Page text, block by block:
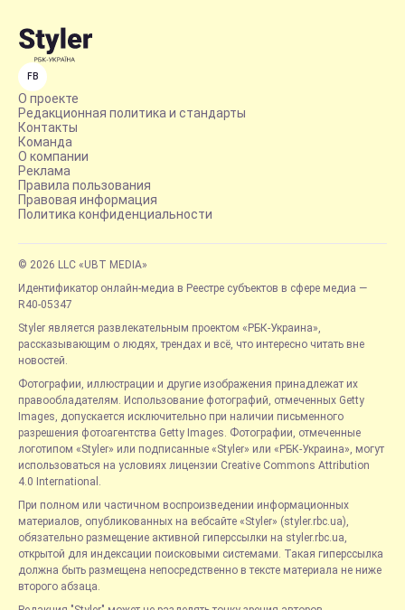
FB
О проекте
Редакционная политика и стандарты
Контакты
Команда
О компании
Реклама
Правила пользования
Правовая информация
Политика конфиденциальности
© 2026 LLC «UBT MEDIA»
Идентификатор онлайн-медиа в Реестре субъектов в сфере медиа —
R40-05347
Styler является развлекательным проектом «РБК-Украина»,
рассказывающим о людях, трендах и всё, что интересно читать вне
новостей.
Фотографии, иллюстрации и другие изображения принадлежат их
правообладателям. Использование фотографий, отмеченных Getty
Images, допускается исключительно при наличии письменного
разрешения фотоагентства Getty Images. Фотографии, отмеченные
логотипом «Styler» или подписанные «Styler» или «РБК-Украина», могут
использоваться на условиях лицензии Creative Commons Attribution
4.0 International.
При полном или частичном воспроизведении информационных
материалов, опубликованных на вебсайте «Styler» (styler.rbc.ua),
обязательно размещение активной гиперссылки на styler.rbc.ua,
открытой для индексации поисковыми системами. Такая гиперссылка
должна быть размещена непосредственно в тексте материала не ниже
второго абзаца.